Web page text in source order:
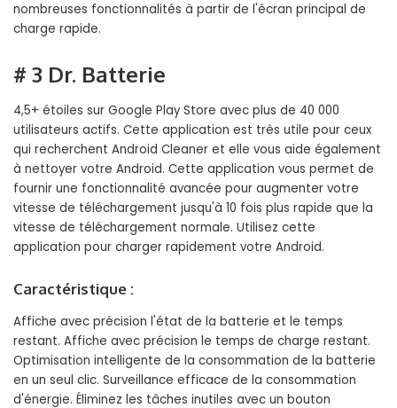
nombreuses fonctionnalités à partir de l'écran principal de
charge rapide.
# 3 Dr. Batterie
4,5+ étoiles sur Google Play Store avec plus de 40 000
utilisateurs actifs. Cette application est très utile pour ceux
qui recherchent Android Cleaner et elle vous aide également
à nettoyer votre Android. Cette application vous permet de
fournir une fonctionnalité avancée pour augmenter votre
vitesse de téléchargement jusqu'à 10 fois plus rapide que la
vitesse de téléchargement normale. Utilisez cette
application pour charger rapidement votre Android.
Caractéristique :
Affiche avec précision l'état de la batterie et le temps
restant. Affiche avec précision le temps de charge restant.
Optimisation intelligente de la consommation de la batterie
en un seul clic. Surveillance efficace de la consommation
d'énergie. Éliminez les tâches inutiles avec un bouton